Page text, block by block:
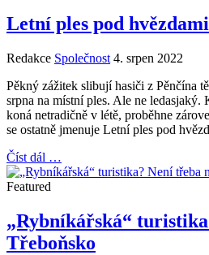
Letní ples pod hvězdami
Redakce Společnost 4. srpen 2022
Pěkný zážitek slibují hasiči z Pěnčína
srpna na místní ples. Ale ne ledasjaký.
koná netradičně v létě, proběhne
se ostatně jmenuje Letní ples pod
Číst dál …
Featured
„Rybníkářská“
Třeboňsko